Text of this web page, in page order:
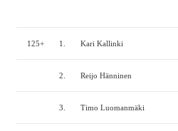
125+ 1. Kari Kallinki
2. Reijo Hänninen
3. Timo Luomanmäki